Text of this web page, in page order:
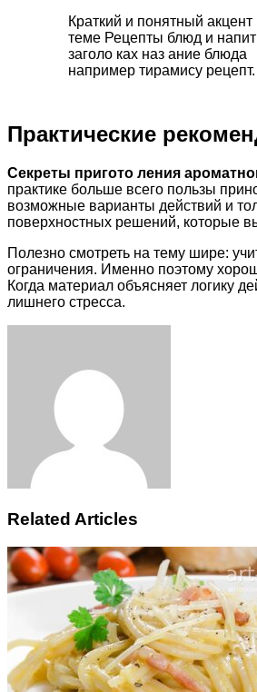
Краткий и понятный акцент
теме Рецепты блюд и
заголо ках наз ание блюда
например тирамису рецепт.
Практические
Секреты пригото ления
практике больше всего пользы
возможные варианты действий и
поверхностных решений, которые
Полезно смотреть на тему шире:
ограничения. Именно поэтому
Когда материал объясняет логику
лишнего стресса.
Related Articles